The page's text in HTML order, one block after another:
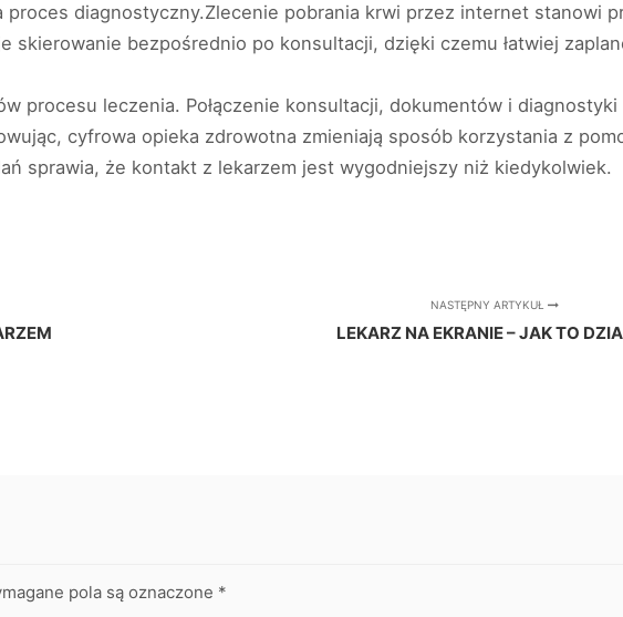
diagnostyczny.Zlecenie pobrania krwi przez internet stanowi
skierowanie bezpośrednio po konsultacji, dzięki czemu łatwiej
procesu leczenia. Połączenie konsultacji, dokumentów i diagnostyki
cyfrowa opieka zdrowotna zmieniają sposób korzystania z
sprawia, że kontakt z lekarzem jest wygodniejszy niż kiedykolwiek.
NASTĘPNY ARTYKUŁ
LEKARZ NA EKRANIE – JAK TO
pola są oznaczone *